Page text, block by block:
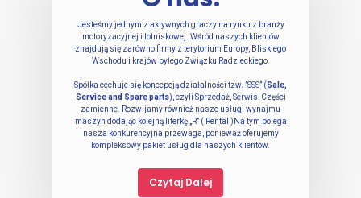
Jesteśmy jednym z aktywnych graczy na rynku z branży
motoryzacyjnej i lotniskowej. Wśród naszych klientów
znajdują się zarówno firmy z terytorium Europy, Bliskiego
Wschodu i krajów byłego Związku Radzieckiego.
Spółka cechuje się koncepcją działalności tzw. ”SSS” (Sale,
Service and Spare parts), czyli Sprzedaż, Serwis, Części
zamienne. Rozwijamy również nasze usługi wynajmu
maszyn dodając kolejną literkę „R” ( Rental )Na tym polega
nasza konkurencyjna przewaga, ponieważ oferujemy
kompleksowy pakiet usług dla naszych klientów.
Czytaj Dalej